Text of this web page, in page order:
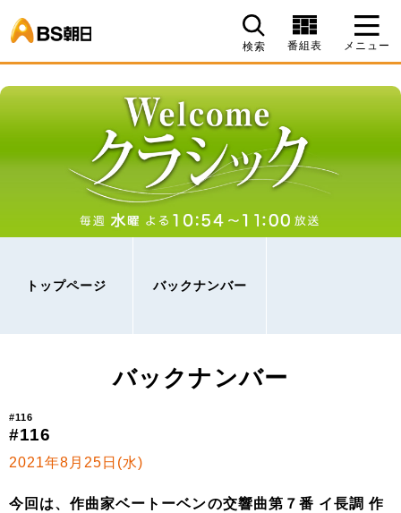
検索 番組表 メニュー
トップページ バックナンバー
バックナンバー
#116
#116
2021年8月25日(水)
今回は、作曲家ベートーベンの交響曲第７番 イ長調 作